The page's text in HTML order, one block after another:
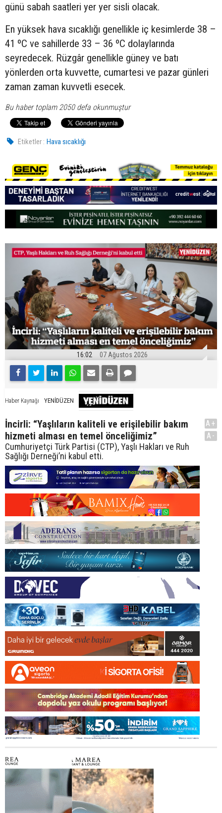
günü sabah saatleri yer yer sisli olacak.
En yüksek hava sıcaklığı genellikle iç kesimlerde 38 –
41 ºC ve sahillerde 33 – 36 ºC dolaylarında
seyredecek. Rüzgâr genellikle güney ve batı
yönlerden orta kuvvette, cumartesi ve pazar günleri
zaman zaman kuvvetli esecek.
Bu haber toplam 2050 defa okunmuştur
Etiketler : Hava sıcaklığı
16:02 07 Ağustos 2026
Haber Kaynağı YENİDÜZEN
İncirli: “Yaşlıların kaliteli ve erişilebilir bakım
hizmeti alması en temel önceliğimiz”
Cumhuriyetçi Türk Partisi (CTP), Yaşlı Hakları ve Ruh
Sağlığı Derneği’ni kabul etti.
A+
A-